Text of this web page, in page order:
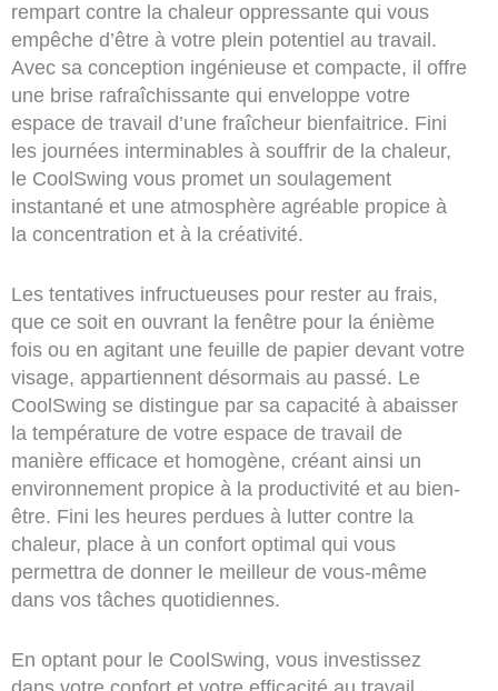
rempart contre la chaleur oppressante qui vous
empêche d’être à votre plein potentiel au travail.
Avec sa conception ingénieuse et compacte, il offre
une brise rafraîchissante qui enveloppe votre
espace de travail d’une fraîcheur bienfaitrice. Fini
les journées interminables à souffrir de la chaleur,
le CoolSwing vous promet un soulagement
instantané et une atmosphère agréable propice à
la concentration et à la créativité.
Les tentatives infructueuses pour rester au frais,
que ce soit en ouvrant la fenêtre pour la énième
fois ou en agitant une feuille de papier devant votre
visage, appartiennent désormais au passé. Le
CoolSwing se distingue par sa capacité à abaisser
la température de votre espace de travail de
manière efficace et homogène, créant ainsi un
environnement propice à la productivité et au bien-
être. Fini les heures perdues à lutter contre la
chaleur, place à un confort optimal qui vous
permettra de donner le meilleur de vous-même
dans vos tâches quotidiennes.
En optant pour le CoolSwing, vous investissez